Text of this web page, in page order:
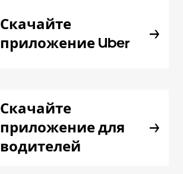
Скачайте
приложение Uber
Скачайте
приложение для
водителей